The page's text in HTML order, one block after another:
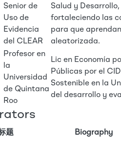
Senior de
Uso de
Evidencia
del CLEAR
Salud y
fortaleciendo las
para que
aleatorizada.
Profesor en
la
Universidad
de Quintana
Roo
Lic en Economía
Públicas por el
Sostenible en la
del desarrollo y
题 Biography